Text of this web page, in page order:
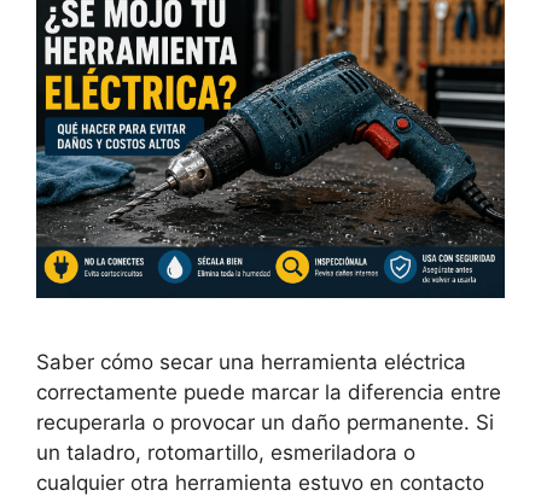
Saber cómo secar una herramienta eléctrica
correctamente puede marcar la diferencia entre
recuperarla o provocar un daño permanente. Si
un taladro, rotomartillo, esmeriladora o
cualquier otra herramienta estuvo en contacto